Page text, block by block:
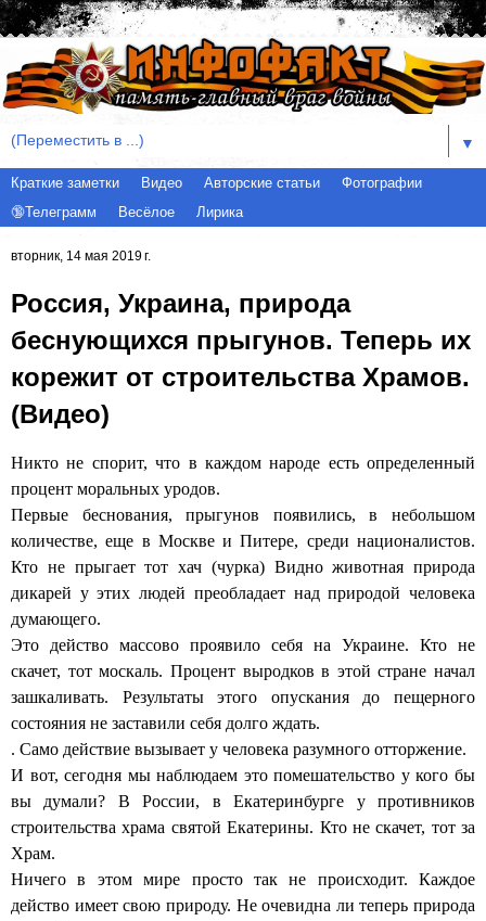
▼
Краткие заметки Видео Авторские статьи
Фотографии
🔞Телеграмм
Весёлое Лирика
вторник, 14 мая 2019 г.
Россия, Украина, природа
беснующихся прыгунов. Теперь их
корежит от строительства Храмов.
(Видео)
Никто не спорит, что в каждом народе есть определенный
процент моральных уродов.
Первые беснования, прыгунов появились, в небольшом
количестве, еще в Москве и Питере, среди националистов.
Кто не прыгает тот хач (чурка) Видно животная природа
дикарей у этих людей преобладает над природой человека
думающего.
Это действо массово проявило себя на Украине. Кто не
скачет, тот москаль. Процент выродков в этой стране начал
зашкаливать. Результаты этого опускания до пещерного
состояния не заставили себя долго ждать.
. Само действие вызывает у человека разумного отторжение.
И вот, сегодня мы наблюдаем это помешательство у кого бы
вы думали? В России, в Екатеринбурге у противников
строительства храма святой Екатерины. Кто не скачет, тот за
Храм.
Ничего в этом мире просто так не происходит. Каждое
действо имеет свою природу. Не очевидна ли теперь природа